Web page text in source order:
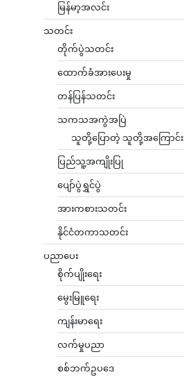
မြန်မာ့အလင်း
သတင်း
တိုက်ပွဲသတင်း
ထောက်ခံအားပေးမှု
တန်ပြန်သတင်း
သကသအကွဲအပြဲ
သူတို့ပြောတဲ့ သူတို့အကြောင်း
ပြည်သူ့အကျိုးပြု
ပျော်ပွဲရွှင်ပွဲ
အားကစားသတင်း
နိုင်ငံတကာသတင်း
ပညာပေး
စိုက်ပျိုးရေး
မွေးမြူရေး
ကျန်းမာရေး
လက်မှုပညာ
စစ်ဘက်ဥပဒေ